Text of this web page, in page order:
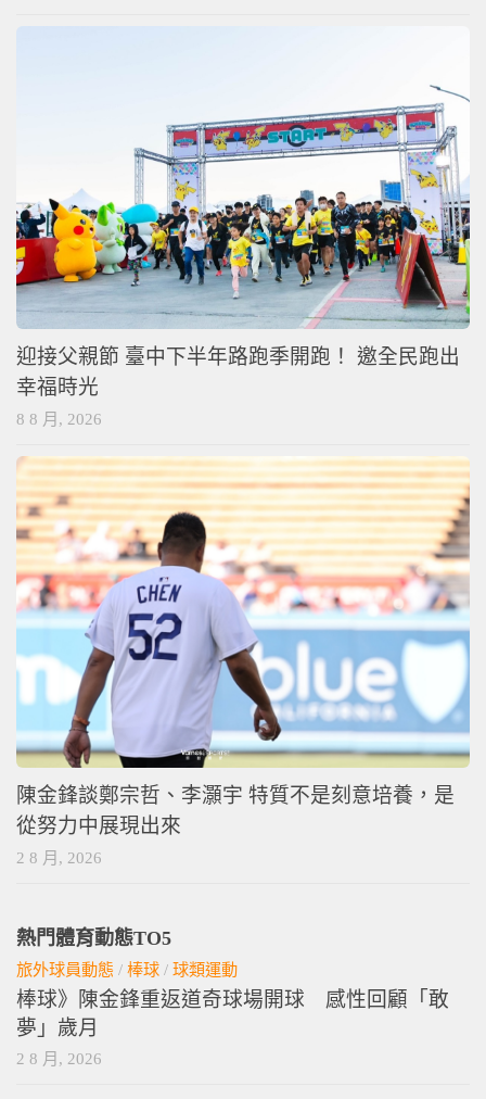
迎接父親節 臺中下半年路跑季開跑！ 邀全民跑出
幸福時光
8 8 月, 2026
陳金鋒談鄭宗哲、李灝宇 特質不是刻意培養，是
從努力中展現出來
2 8 月, 2026
熱門體育動態TO5
旅外球員動態 / 棒球 / 球類運動
棒球》陳金鋒重返道奇球場開球 感性回顧「敢
夢」歲月
2 8 月, 2026